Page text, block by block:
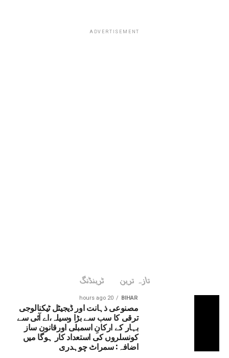
ADVERTISEMENT
تازہ ترین ٹرینڈنگ
BIHAR
20 hours ago
مصنوعی ذہانت اور ڈیجیٹل ٹیکنالوجی
ترقی کا سب سے بڑا وسیلہ،اے آئی سے
بہار کے ارکانِ اسمبلی اورقانون ساز
کونسلروں کی استعداد کار ہوگا میں
اضافہ: سمراٹ چوہدری